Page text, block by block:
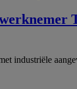
industriële